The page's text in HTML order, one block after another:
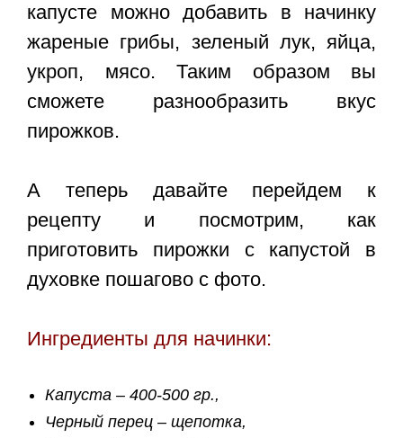
капусте можно добавить в начинку
жареные грибы, зеленый лук, яйца,
укроп, мясо. Таким образом вы
сможете разнообразить вкус
пирожков.
А теперь давайте перейдем к
рецепту и посмотрим, как
приготовить пирожки с капустой в
духовке пошагово с фото.
Ингредиенты для начинки:
Капуста – 400-500 гр.,
Черный перец – щепотка,